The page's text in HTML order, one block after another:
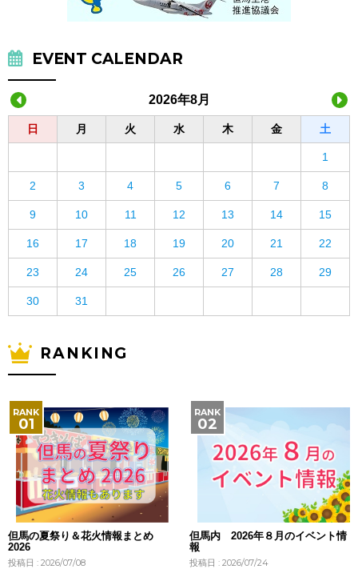
EVENT CALENDAR
2026年8月
日 月 火 水 木 金 土
1
2 3 4 5 6 7 8
9 10 11 12 13 14 15
16 17 18 19 20 21 22
23 24 25 26 27 28 29
30 31
RANKING
但馬の夏祭り＆花火情報まとめ
2026
投稿日 : 2026/07/08
但馬内 2026年８月のイベント情
報
投稿日 : 2026/07/24